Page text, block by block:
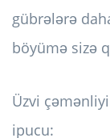
gübrələrə
böyümə sizə
Üzvi
ipucu: